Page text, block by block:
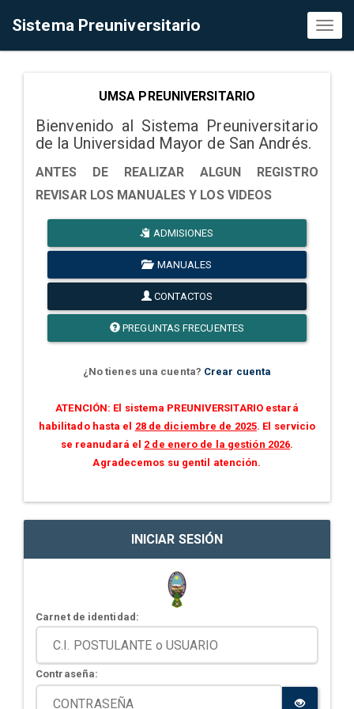
Sistema Preuniversitario
UMSA PREUNIVERSITARIO
Bienvenido al Sistema Preuniversitario
de la Universidad Mayor de San Andrés.
ANTES DE REALIZAR ALGUN REGISTRO
REVISAR LOS MANUALES Y LOS VIDEOS
ADMISIONES
MANUALES
CONTACTOS
PREGUNTAS FRECUENTES
¿No tienes una cuenta? Crear cuenta
ATENCIÓN: El sistema PREUNIVERSITARIO estará
habilitado hasta el 28 de diciembre de 2025. El servicio
se reanudará el 2 de enero de la gestión 2026.
Agradecemos su gentil atención.
INICIAR SESIÓN
Carnet de identidad:
Contraseña: